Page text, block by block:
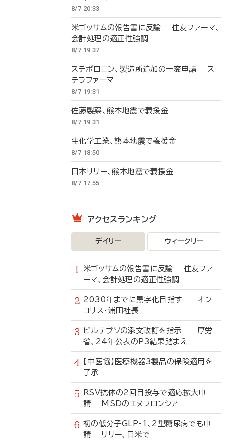
8/7 20:33
米ゴッサムの報告書に反論 住友ファーマ、
会計処理の適正性強調
8/7 19:37
ステボロニン、製造所追加の一変申請 ス
テラファーマ
8/7 19:31
佐藤製薬、熊本地震で義援金
8/7 19:31
生化学工業、熊本地震で義援金
8/7 18:50
日本リリー、熊本地震で義援金
8/7 17:55
アクセスランキング
デイリー ウィークリー
米ゴッサムの報告書に反論 住友ファ
ーマ、会計処理の適正性強調
2030年までに黒字化目指す オン
コリス・浦田社長
ビルテプソの添文改訂を指示 厚労
省、24年公表のP3結果踏まえ
【中医協】医療機器3製品の保険適用を
了承
RSV抗体の2回目投与で適応拡大申
請 MSDのエヌフロンシア
初の低分子GLP-1、2型糖尿病でも申
請 リリー、日米で